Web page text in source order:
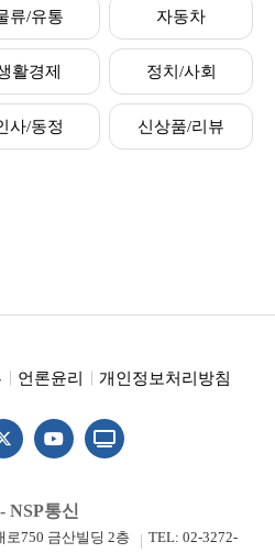
류/유통 자동차
활경제 정치/사회
사/동정 신상품/리뷰
언론윤리 개인정보처리방침
NSP통신
로750 금산빌딩 2층
TEL: 02-3272-